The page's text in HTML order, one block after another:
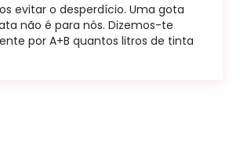
evitar o desperdício. Uma gota
não é para nós. Dizemos-te
por A+B quantos litros de tinta